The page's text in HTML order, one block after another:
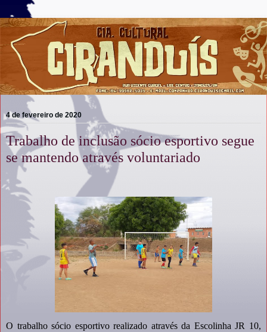
4 de fevereiro de 2020
Trabalho de inclusão sócio esportivo segue
se mantendo através voluntariado
O trabalho sócio esportivo realizado através da Escolinha JR 10,